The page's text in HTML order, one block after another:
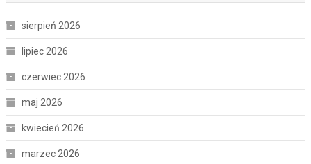
sierpień 2026
lipiec 2026
czerwiec 2026
maj 2026
kwiecień 2026
marzec 2026